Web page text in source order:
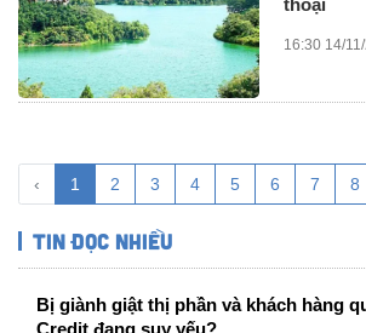
16:30 14/
‹ 1 2 3 4 5 6 7 8
Tin đọc nhiều
Bị giành giật thị phần và khách hàng
Credit đang suy yếu?